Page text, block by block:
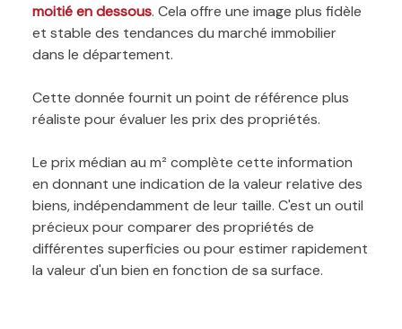
moitié en dessous. Cela offre une image plus fidèle
et stable des tendances du marché immobilier
dans le département.
Cette donnée fournit un point de référence plus
réaliste pour évaluer les prix des propriétés.
Le prix médian au m² complète cette information
en donnant une indication de la valeur relative des
biens, indépendamment de leur taille. C'est un outil
précieux pour comparer des propriétés de
différentes superficies ou pour estimer rapidement
la valeur d'un bien en fonction de sa surface.